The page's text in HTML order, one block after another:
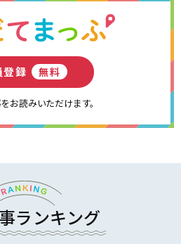
登録 無料
お読みいただけます。
ランキング